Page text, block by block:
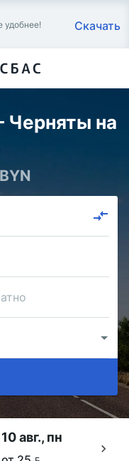
удобнее!
Скачать
на
10 авг., пн